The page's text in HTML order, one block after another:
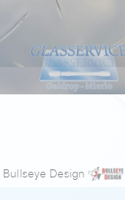
Bullseye Design